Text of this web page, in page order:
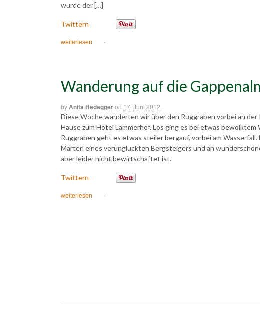
wurde der […]
Twittern
weiterlesen ·
Wanderung auf die
byAnita Hedeggeron 17. Juni 2012
Diese Woche wanderten wir über den Ruggraben vorbei an
Hause zum Hotel Lämmerhof. Los ging es bei etwas
Ruggraben geht es etwas steiler bergauf, vorbei am
Marterl eines verunglückten Bergsteigers und an
aber leider nicht bewirtschaftet ist.
Twittern
weiterlesen ·